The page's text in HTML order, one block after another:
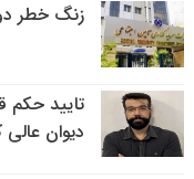
زنگ خطر
تایید
دیوان